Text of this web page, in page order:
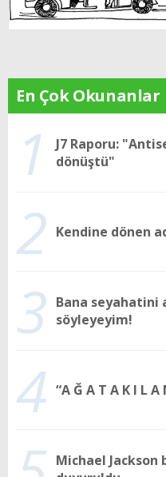
En Çok Okunanlar
1
J7 Raporu:
dönüştü"
2 Kendine dönen
3 Bana seyahatini
söyleyeyim!
4 “A Ğ A T A K I L A
Michael